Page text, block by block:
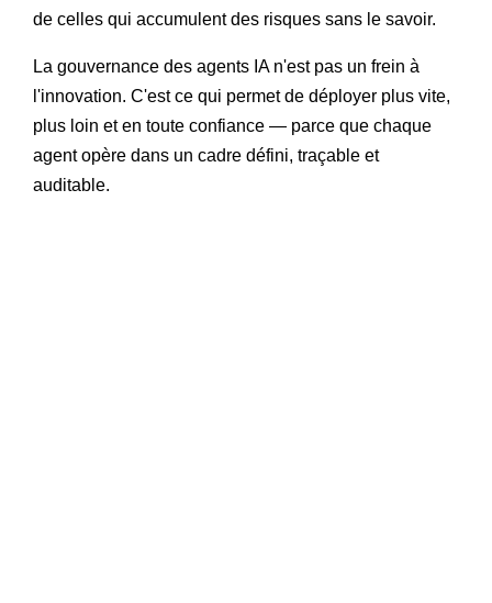
de celles qui accumulent des risques sans le savoir.
La gouvernance des agents IA n'est pas un frein à
l'innovation. C'est ce qui permet de déployer plus vite,
plus loin et en toute confiance — parce que chaque
agent opère dans un cadre défini, traçable et
auditable.